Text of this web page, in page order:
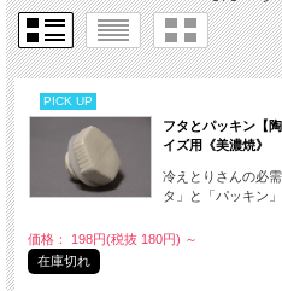
PICK UP
フタとパッキン【
イズ用《美濃焼》
冷えとりさんの必
タ」と「パッキン」
価格： 198円(税抜 180円) ～
在庫切れ